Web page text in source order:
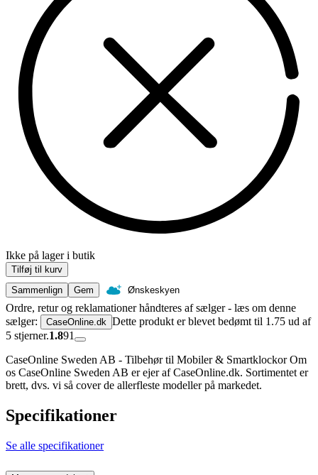
Ikke på lager i butik
Tilføj til kurv
Sammenlign
Gem Ønskeskyen
Ordre, retur og reklamationer håndteres af sælger - læs om denne
sælger:
CaseOnline.dk Dette produkt er blevet bedømt til 1.75 ud af
5 stjerner.1.891
CaseOnline Sweden AB - Tilbehør til Mobiler & Smartklockor Om
os CaseOnline Sweden AB er ejer af CaseOnline.dk. Sortimentet er
brett, dvs. vi så cover de allerfleste modeller på markedet.
Specifikationer
Se alle specifikationer